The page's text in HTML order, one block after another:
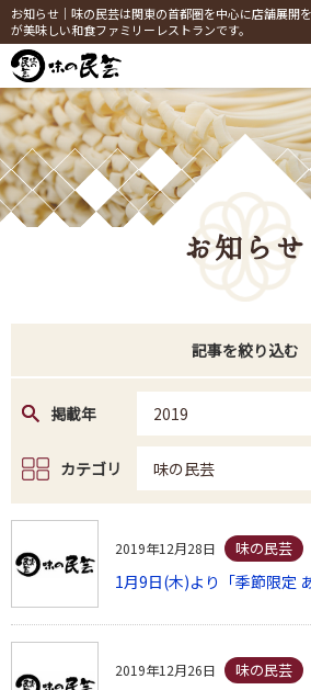
お知らせ｜味の民芸は関東の首都圏を中心に店舗展開
が美味しい和食ファミリーレストランです。
お知らせ
記事を絞り込む
掲載年 2019
カテゴリ 味の民芸
2019年12月28日 味の民芸
2019年12月26日 味の民芸